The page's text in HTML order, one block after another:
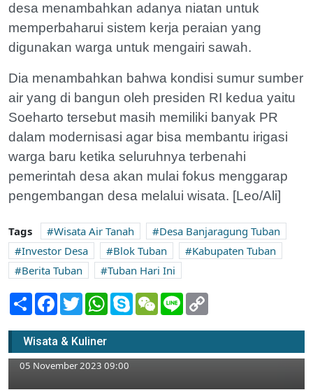
desa menambahkan adanya niatan untuk
memperbaharui sistem kerja peraian yang
digunakan warga untuk mengairi sawah.
Dia menambahkan bahwa kondisi sumur sumber
air yang di bangun oleh presiden RI kedua yaitu
Soeharto tersebut masih memiliki banyak PR
dalam modernisasi agar bisa membantu irigasi
warga baru ketika seluruhnya terbenahi
pemerintah desa akan mulai fokus menggarap
pengembangan desa melalui wisata. [Leo/Ali]
Tags Wisata Air Tanah
Desa Banjaragung Tuban
Investor Desa
Blok Tuban
Kabupaten Tuban
Berita Tuban
Tuban Hari Ini
Share Facebook
TwitterWhatsApp
SkypeWeChatLine
Wisata & Kuliner
Pantangan Warga Desa Kedungjambe
Singgahan Tuban Pelihara Kuda
05 November 2023 09:00